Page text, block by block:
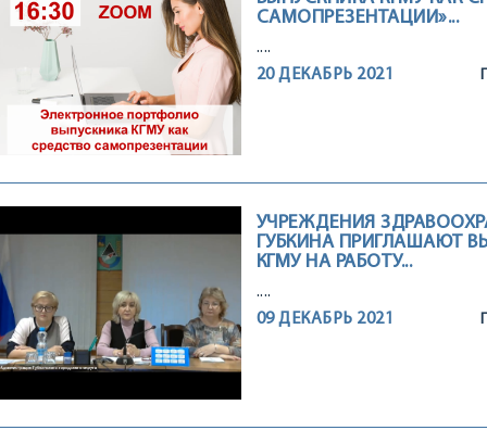
САМОПРЕЗЕНТАЦИИ»...
....
20 ДЕКАБРЬ 2021
УЧРЕЖДЕНИЯ
ГУБКИНА ПРИГЛАШАЮТ
КГМУ НА РАБОТУ...
....
09 ДЕКАБРЬ 2021